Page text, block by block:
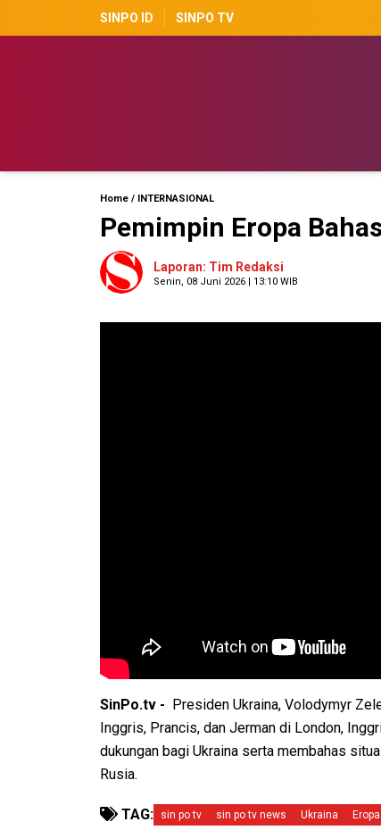
SINPO ID SINPO TV
Home / INTERNASIONAL
Pemimpin Eropa
Laporan: Tim Redaksi
Senin, 08 Juni 2026 | 13:10 WIB
SinPo.tv -
Presiden Ukraina, Volodymyr
Inggris, Prancis, dan Jerman di London,
dukungan bagi Ukraina serta membahas
Rusia.
TAG: sin po tv sin po tv news Ukraina Eropa